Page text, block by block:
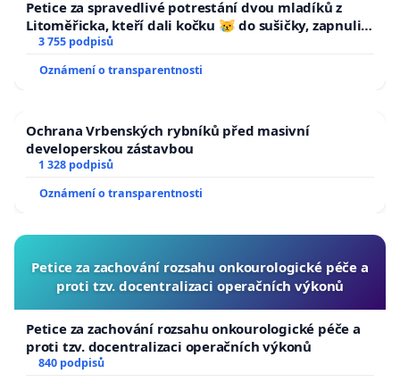
Petice za spravedlivé potrestání dvou mladíků z
Litoměřicka, kteří dali kočku 😿 do sušičky, zapnuli ji
a umírání zvířete natočili.
3 755 podpisů
Oznámení o transparentnosti
Ochrana Vrbenských rybníků před masivní
developerskou zástavbou
1 328 podpisů
Oznámení o transparentnosti
Petice za zachování rozsahu onkourologické péče a
proti tzv. docentralizaci operačních výkonů
Petice za zachování rozsahu onkourologické péče a
proti tzv. docentralizaci operačních výkonů
840 podpisů